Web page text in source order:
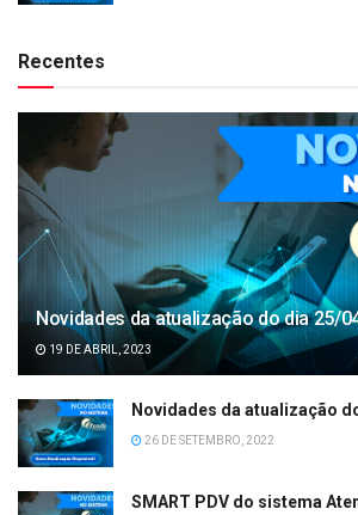
Recentes
Novidades da atualização do dia 25/
19 DE ABRIL, 2023
Novidades da atualização
26 DE SETEMBRO, 2022
SMART PDV do sistema